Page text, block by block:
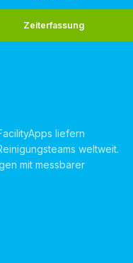
Zeiterfassung
liefern
weltweit.
mit messbarer